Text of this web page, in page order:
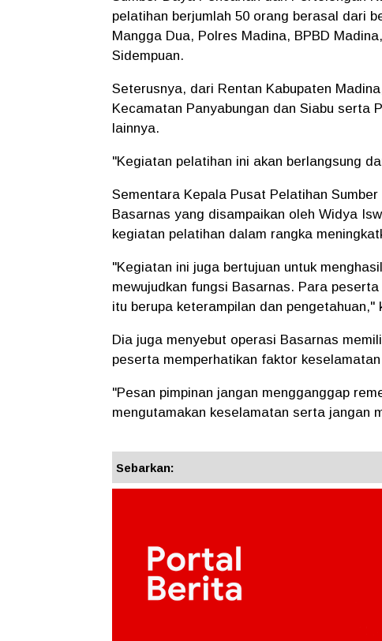
pelatihan berjumlah 50 orang berasal dari
Mangga Dua, Polres Madina, BPBD
Sidempuan.
Seterusnya, dari Rentan Kabupaten
Kecamatan Panyabungan dan Siabu serta
lainnya.
"Kegiatan pelatihan ini akan berlangsung
Sementara Kepala Pusat Pelatihan
Basarnas yang disampaikan oleh Widya
kegiatan pelatihan dalam rangka
"Kegiatan ini juga bertujuan untuk
mewujudkan fungsi Basarnas. Para
itu berupa keterampilan dan pengetahuan,"
Dia juga menyebut operasi Basarnas
peserta memperhatikan faktor
"Pesan pimpinan jangan mengganggap
mengutamakan keselamatan serta jangan
Sebarkan: